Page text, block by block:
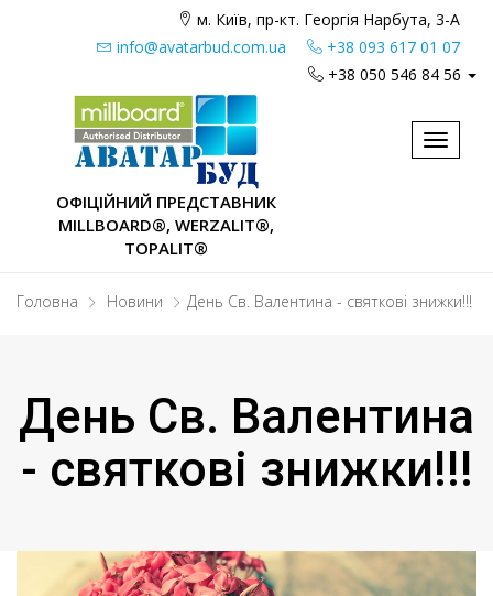
м. Київ, пр-кт. Георгія Нарбута, 3-А
info@avatarbud.com.ua
+38 093 617 01 07
+38 050 546 84 56
ОФІЦІЙНИЙ ПРЕДСТАВНИК
MILLBOARD®, WERZALIT®,
TOPALIT®
Toggle
Головна Новини День Св. Валентина - святкові знижки!!!
День Св. Валентина
- святкові знижки!!!